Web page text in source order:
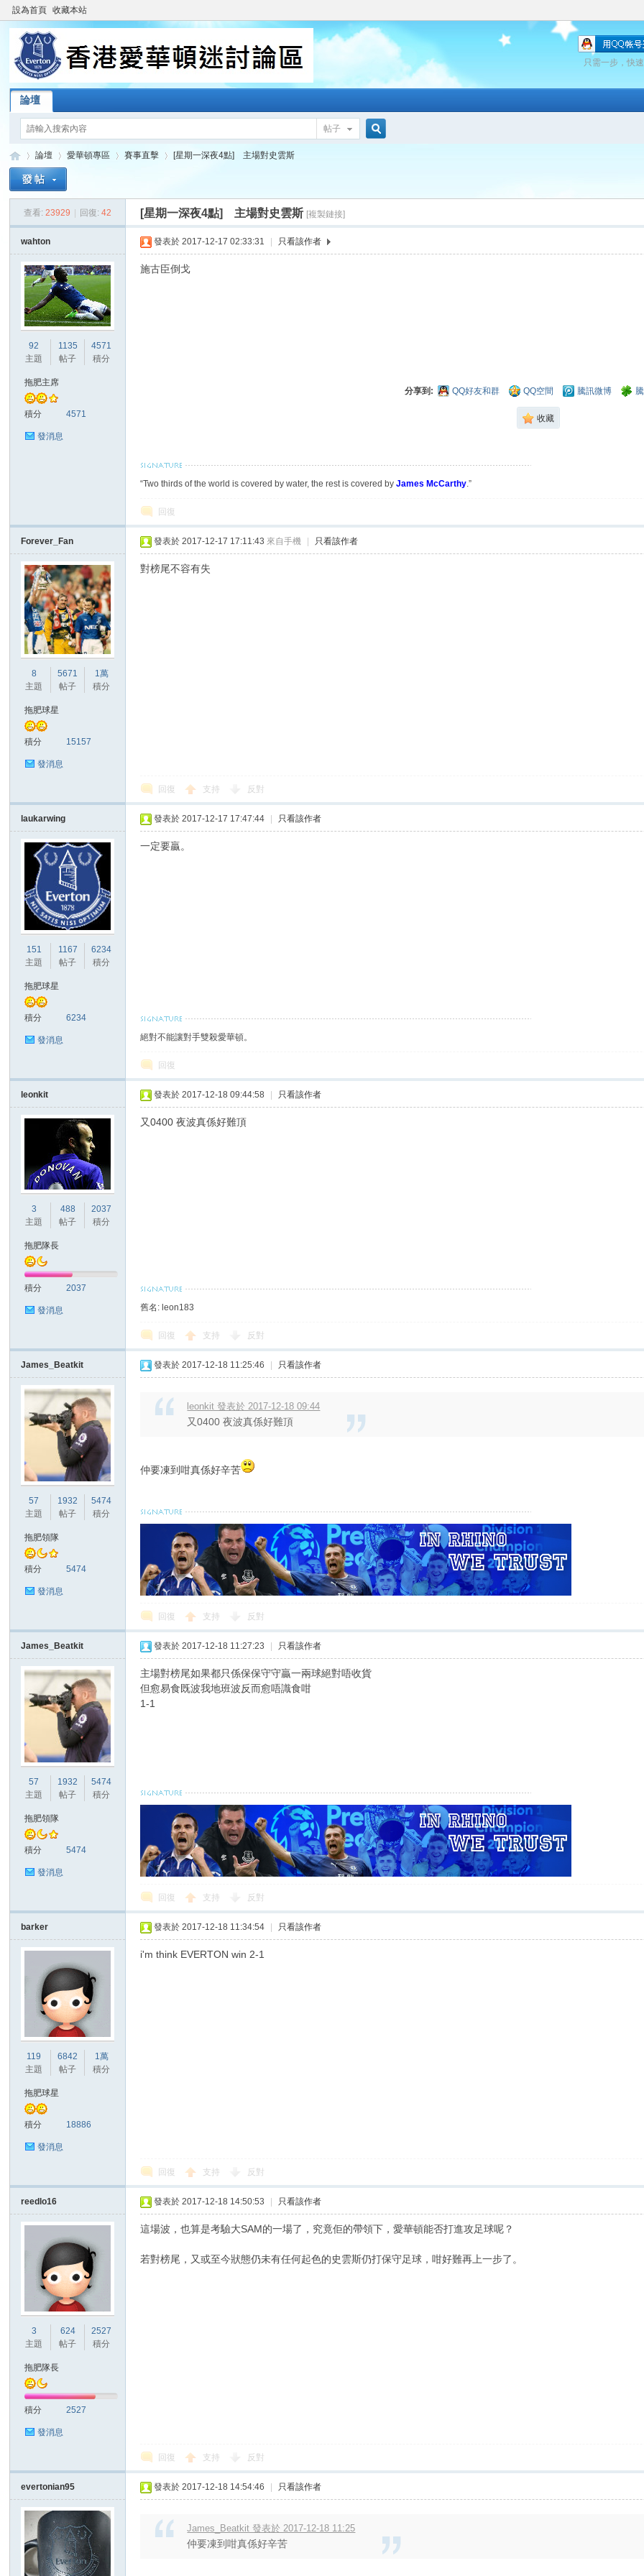
設為首頁 收藏本站
只需一步，快
論壇
帖子
討
»
論壇
›
愛華頓專區
›
賽事直擊
›
[星期一深夜4點] 主場對史雲斯
查看: 23929 回復: 42 [星期一深夜4點] 主場對史雲斯 [複製鏈接]
wahton
92
主題
1135
帖子
4571
積分
拖肥主席
積分 4571
發消息
發表於 2017-12-17 02:33:31 只看該作者
施古臣倒戈
分享到: QQ好友和群 QQ空間 騰訊微博
收藏
“Two thirds of the world is covered by water, the rest is covered byJames McCarthy.”
回復
Forever_Fan
8
主題
5671
帖子
1萬
積分
拖肥球星
積分 15157
發消息
發表於 2017-12-17 17:11:43 來自手機 只看該作者
對榜尾不容有失
回復 支持 反對
laukarwing
151
主題
1167
帖子
6234
積分
拖肥球星
積分 6234
發消息
發表於 2017-12-17 17:47:44 只看該作者
一定要贏。
絕對不能讓對手雙殺愛華頓。
回復
leonkit
3
主題
488
帖子
2037
積分
拖肥隊長
積分 2037
發消息
發表於 2017-12-18 09:44:58 只看該作者
又0400 夜波真係好難頂
舊名: leon183
回復 支持 反對
James_Beatkit
57
主題
1932
帖子
5474
積分
拖肥領隊
積分 5474
發消息
發表於 2017-12-18 11:25:46 只看該作者
leonkit 發表於 2017-12-18 09:44
又0400 夜波真係好難頂
仲要凍到咁真係好辛苦
回復 支持 反對
James_Beatkit
57
主題
1932
帖子
5474
積分
拖肥領隊
積分 5474
發消息
發表於 2017-12-18 11:27:23 只看該作者
主場對榜尾如果都只係保保守守贏一兩球絕對唔收貨
但愈易食既波我地班波反而愈唔識食咁
1-1
回復 支持 反對
barker
119
主題
6842
帖子
1萬
積分
拖肥球星
積分 18886
發消息
發表於 2017-12-18 11:34:54 只看該作者
i'm think EVERTON win 2-1
回復 支持 反對
reedlo16
3
主題
624
帖子
2527
積分
拖肥隊長
積分 2527
發消息
發表於 2017-12-18 14:50:53 只看該作者
這場波，也算是考驗大SAM的一場了，究竟佢的帶領下，愛華頓能否打進攻足球呢？
若對榜尾，又或至今狀態仍未有任何起色的史雲斯仍打保守足球，咁好難再上一步了。
回復 支持 反對
evertonian95 發表於 2017-12-18 14:54:46 只看該作者
James_Beatkit 發表於 2017-12-18 11:25
仲要凍到咁真係好辛苦